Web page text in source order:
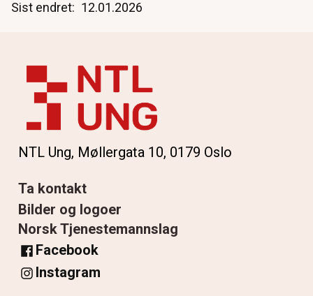
Sist endret
12.01.2026
NTL Ung, Møllergata 10, 0179 Oslo
Ta kontakt
Bilder og logoer
Norsk Tjenestemannslag
Facebook
Instagram